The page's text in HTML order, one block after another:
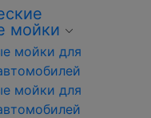
мойки
мойки для
мойки для